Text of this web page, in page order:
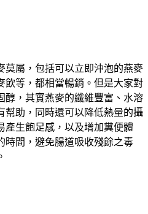
莫屬，包括可以立即沖泡的燕麥
飲等，都相當暢銷。但是大家對
醇，其實燕麥的纖維豐富、水溶
幫助，同時還可以降低熱量的攝
產生飽足感，以及增加糞便體
時間，避免腸道吸收殘餘之毒